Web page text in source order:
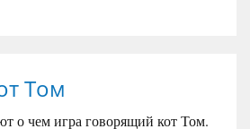
Том
о чем игра говорящий кот Том.